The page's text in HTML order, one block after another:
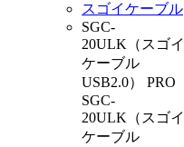
スゴイケーブル
SGC-
20ULK（スゴイ
ケーブル
USB2.0） PRO
SGC-
20ULK（スゴイ
ケーブル